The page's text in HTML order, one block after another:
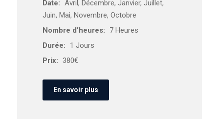
Date: Avril, Décembre, Janvier, Juillet,
Juin, Mai, Novembre, Octobre
Nombre d'heures:
7 Heures
Durée:
1 Jours
Prix: 380€
En savoir plus